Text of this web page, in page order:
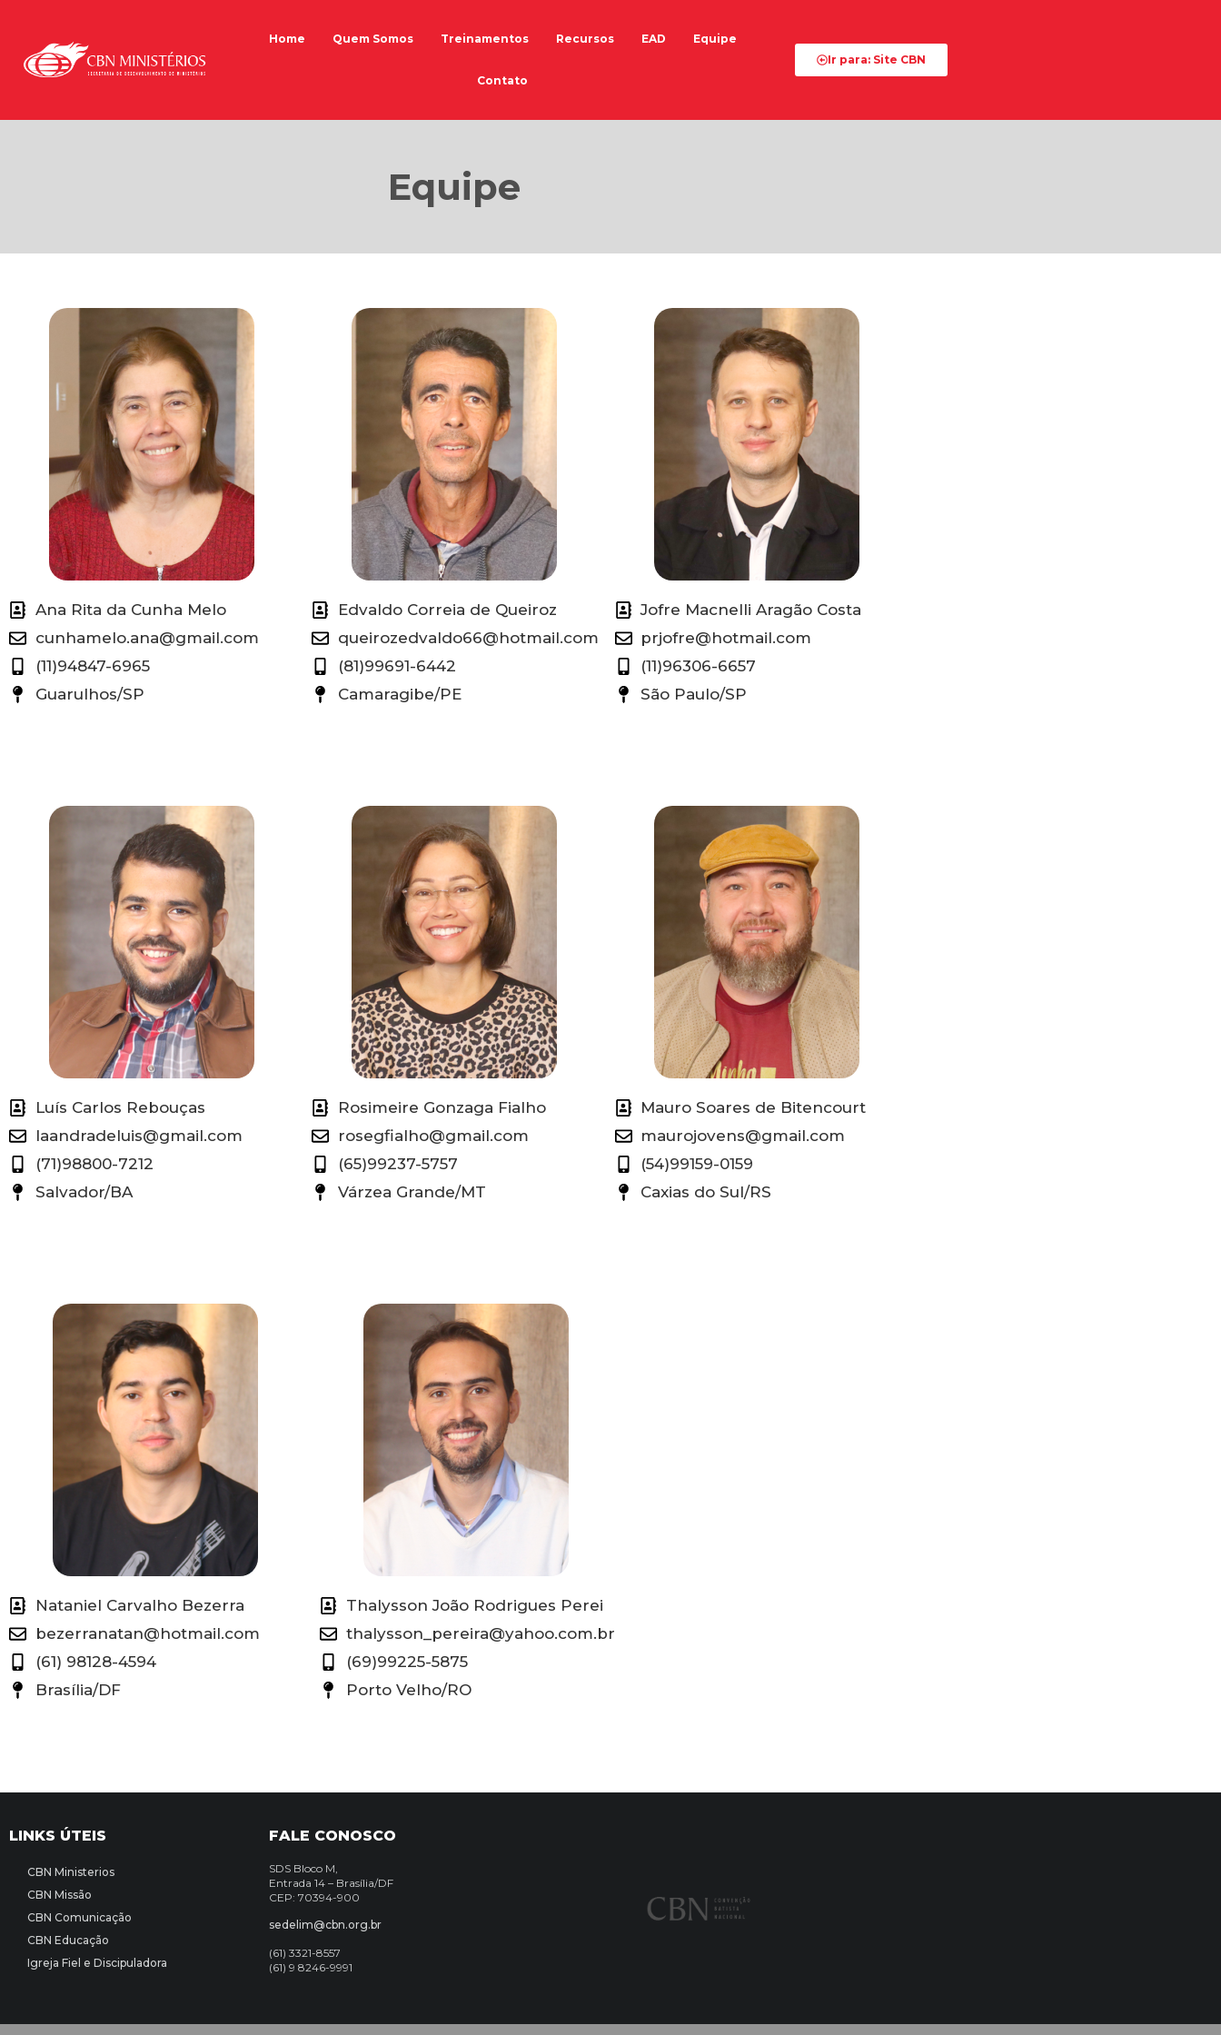
Home Quem Somos Treinamentos Recursos EAD Equipe
Contato
Ir para: Site CBN
Equipe
Ana Rita da Cunha Melo
cunhamelo.ana@gmail.com
(11)94847-6965
Guarulhos/SP
Edvaldo Correia de Queiroz
queirozedvaldo66@hotmail.com
(81)99691-6442
Camaragibe/PE
Jofre Macnelli Aragão Costa
prjofre@hotmail.com
(11)96306-6657
São Paulo/SP
Luís Carlos Rebouças
laandradeluis@gmail.com
(71)98800-7212
Salvador/BA
Rosimeire Gonzaga Fialho
rosegfialho@gmail.com
(65)99237-5757
Várzea Grande/MT
Mauro Soares de Bitencourt
maurojovens@gmail.com
(54)99159-0159
Caxias do Sul/RS
Nataniel Carvalho Bezerra
bezerranatan@hotmail.com
(61) 98128-4594
Brasília/DF
Thalysson João Rodrigues Perei
thalysson_pereira@yahoo.com.br
(69)99225-5875
Porto Velho/RO
LINKS ÚTEIS
CBN Ministerios
CBN Missão
CBN Comunicação
CBN Educação
Igreja Fiel e Discipuladora
FALE CONOSCO
SDS Bloco M,
Entrada 14 – Brasília/DF
CEP: 70394-900
sedelim@cbn.org.br
(61) 3321-8557
(61) 9 8246-9991